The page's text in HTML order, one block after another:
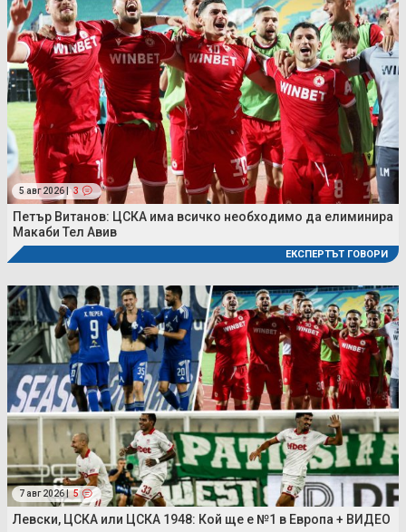
5 авг 2026 | 3
Петър Витанов: ЦСКА има всичко необходимо да елиминира
Макаби Тел Авив
ЕКСПЕРТЪТ ГОВОРИ
7 авг 2026 | 5
Левски, ЦСКА или ЦСКА 1948: Кой ще е №1 в Европа + ВИДЕО